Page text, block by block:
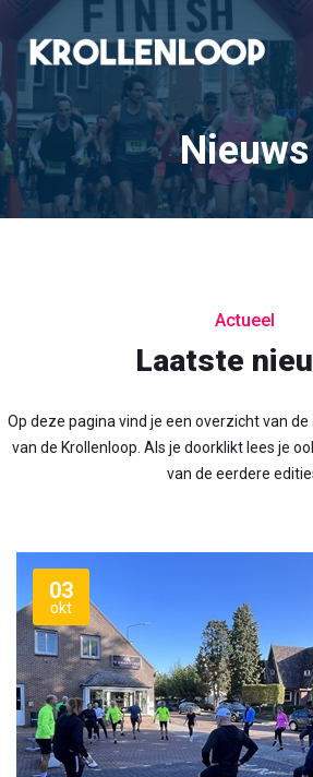
Nieuws
Actueel
Laatste
Op deze pagina vind je een overzicht van
van de Krollenloop. Als je doorklikt lees je
van de eerdere
03
okt